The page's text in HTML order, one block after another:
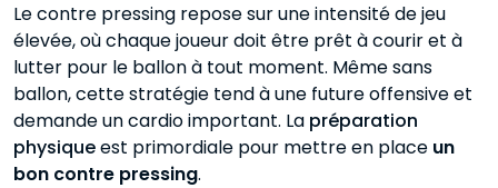
Le contre pressing repose sur une intensité de jeu
élevée, où chaque joueur doit être prêt à courir et à
lutter pour le ballon à tout moment. Même sans
ballon, cette stratégie tend à une future offensive et
demande un cardio important. La préparation
physiqueest primordiale pour mettre en place un
bon contre pressing.